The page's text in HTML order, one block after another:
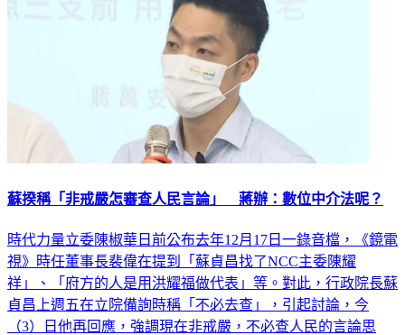
蘇揆稱「非戒嚴怎審查人民言論」 蔣辦：數位中介法呢？
時代力量立委陳椒華日前公布去年12月17日一錄音檔，《鏡電
視》時任董事長裴偉在提到「蘇貞昌找了NCC主委陳耀
祥」、「府方的人是用洪耀福做代表」等。對此，行政院長蘇
貞昌上週五在立院備詢時稱「不必去查」，引起討論，今
（3）日他再回應，強調現在非戒嚴，不必查人民的言論思